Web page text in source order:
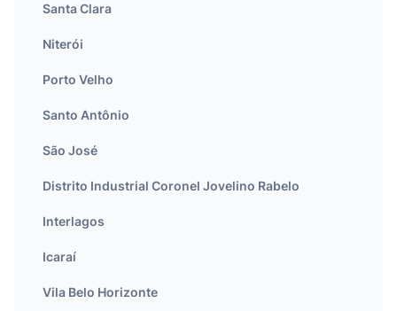
Santa Clara
Niterói
Porto Velho
Santo Antônio
São José
Distrito Industrial Coronel Jovelino Rabelo
Interlagos
Icaraí
Vila Belo Horizonte